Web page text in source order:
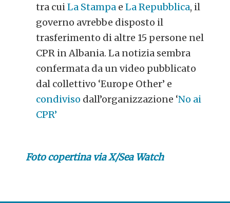
tra cuiLa Stampa eLa Repubblica, il
governo avrebbe disposto il
trasferimento di altre 15 persone nel
CPR in Albania. La notizia sembra
confermata da un video pubblicato
dal collettivo ‘Europe Other’ e
condiviso dall’organizzazione ‘No ai
CPR’
Foto copertina via X/Sea Watch
POST